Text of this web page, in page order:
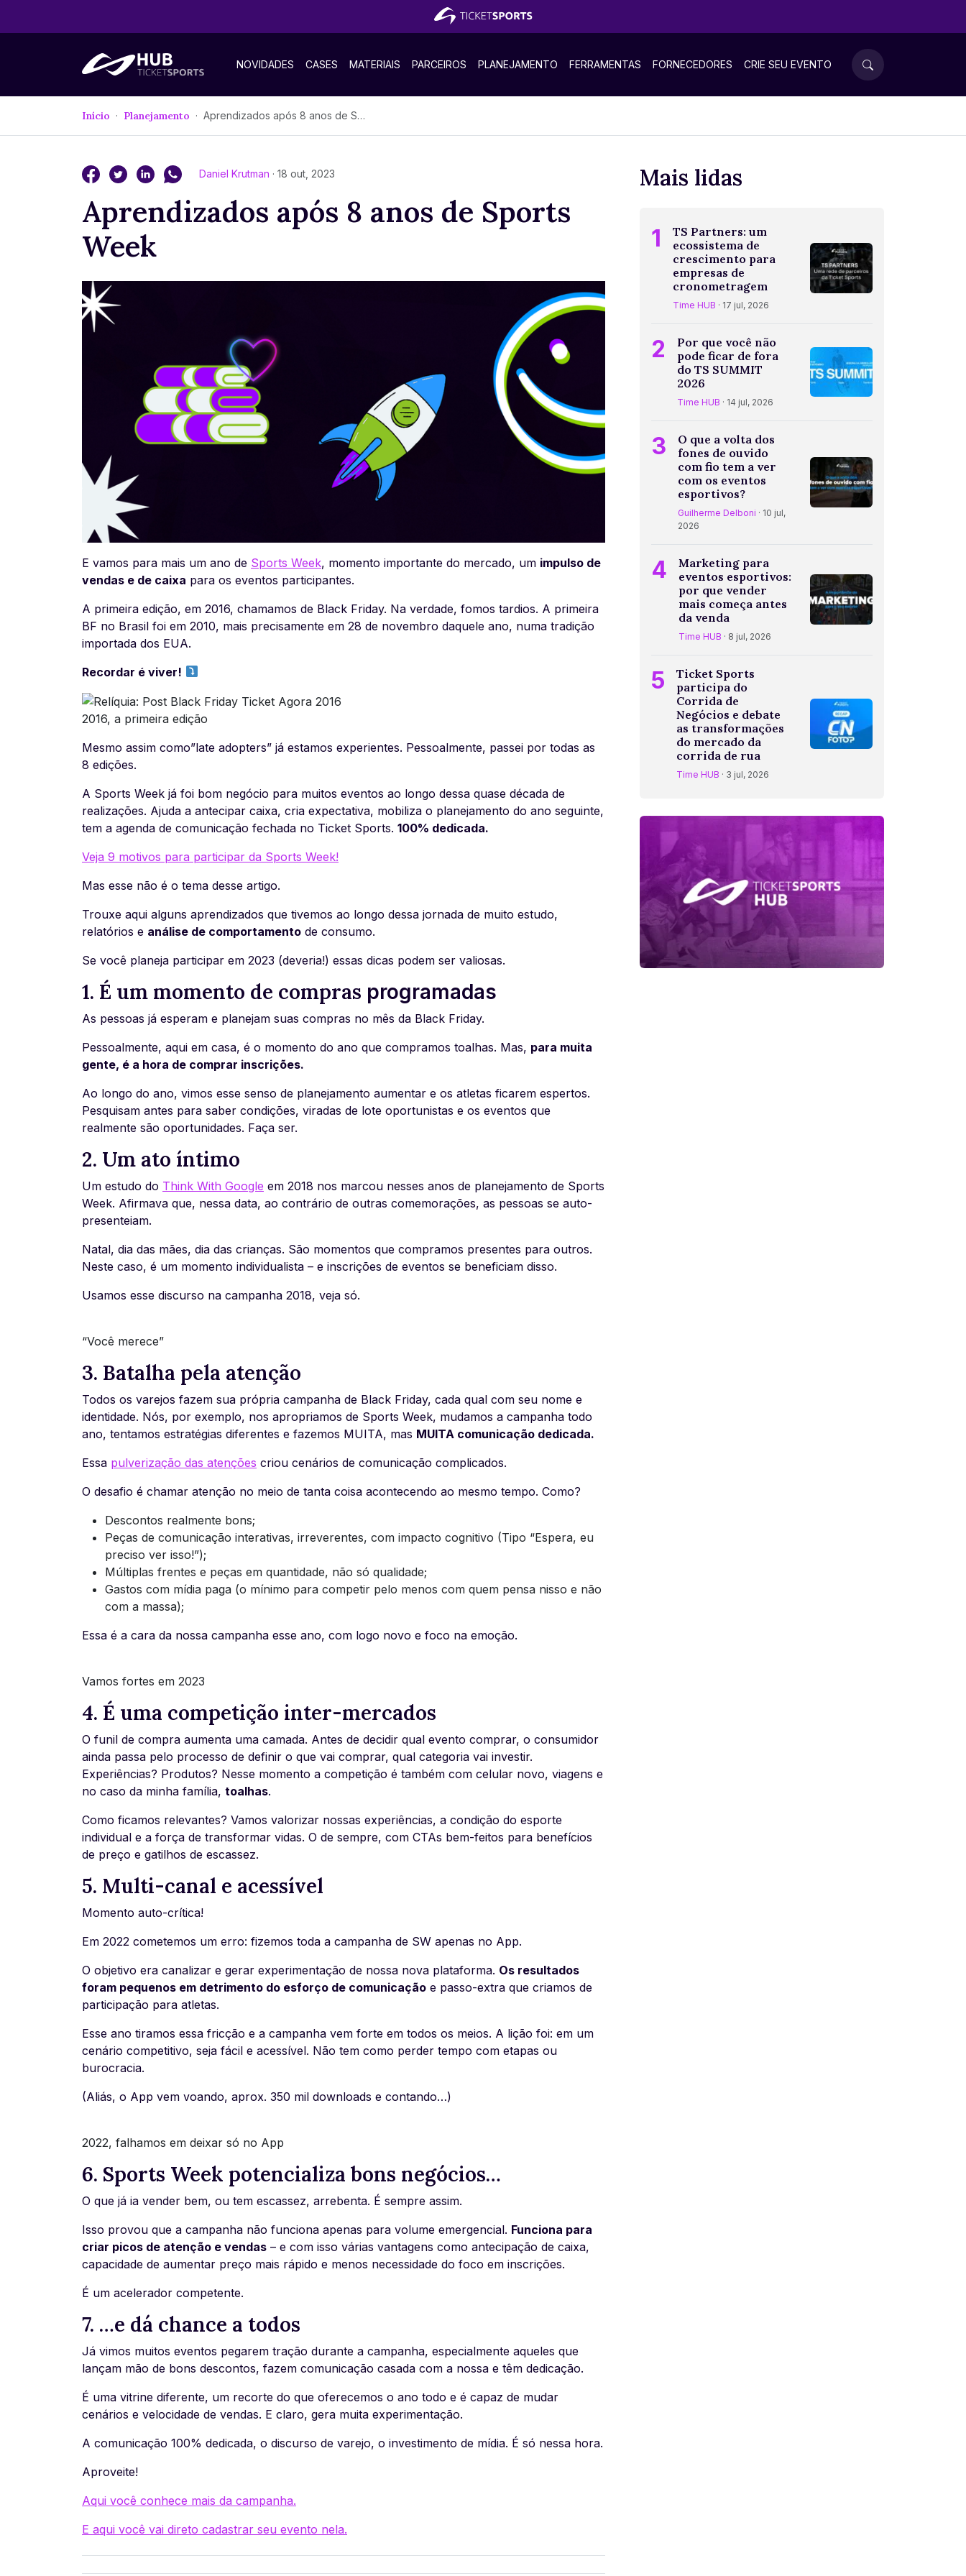
NOVIDADES CASES MATERIAIS PARCEIROS PLANEJAMENTO FERRAMENTAS FORNECEDORES CRIE SEU EVENTO
Início Planejamento Aprendizados após 8 anos de Sports Week
Daniel Krutman · 18 out, 2023
Aprendizados após 8 anos de Sports
Week
E vamos para mais um ano de Sports Week, momento importante do mercado, um impulso de
vendas e de caixa para os eventos participantes.
A primeira edição, em 2016, chamamos de Black Friday. Na verdade, fomos tardios. A primeira
BF no Brasil foi em 2010, mais precisamente em 28 de novembro daquele ano, numa tradição
importada dos EUA.
Recordar é viver!
2016, a primeira edição
Mesmo assim como”late adopters” já estamos experientes. Pessoalmente, passei por todas as
8 edições.
A Sports Week já foi bom negócio para muitos eventos ao longo dessa quase década de
realizações. Ajuda a antecipar caixa, cria expectativa, mobiliza o planejamento do ano seguinte,
tem a agenda de comunicação fechada no Ticket Sports. 100% dedicada.
Veja 9 motivos para participar da Sports Week!
Mas esse não é o tema desse artigo.
Trouxe aqui alguns aprendizados que tivemos ao longo dessa jornada de muito estudo,
relatórios e análise de comportamento de consumo.
Se você planeja participar em 2023 (deveria!) essas dicas podem ser valiosas.
1. É um momento de compras programadas
As pessoas já esperam e planejam suas compras no mês da Black Friday.
Pessoalmente, aqui em casa, é o momento do ano que compramos toalhas. Mas, para muita
gente, é a hora de comprar inscrições.
Ao longo do ano, vimos esse senso de planejamento aumentar e os atletas ficarem espertos.
Pesquisam antes para saber condições, viradas de lote oportunistas e os eventos que
realmente são oportunidades. Faça ser.
2. Um ato íntimo
Um estudo do Think With Google em 2018 nos marcou nesses anos de planejamento de Sports
Week. Afirmava que, nessa data, ao contrário de outras comemorações, as pessoas se auto-
presenteiam.
Natal, dia das mães, dia das crianças. São momentos que compramos presentes para outros.
Neste caso, é um momento individualista – e inscrições de eventos se beneficiam disso.
Usamos esse discurso na campanha 2018, veja só.
“Você merece”
3. Batalha pela atenção
Todos os varejos fazem sua própria campanha de Black Friday, cada qual com seu nome e
identidade. Nós, por exemplo, nos apropriamos de Sports Week, mudamos a campanha todo
ano, tentamos estratégias diferentes e fazemos MUITA, mas MUITA comunicação dedicada.
Essa pulverização das atenções criou cenários de comunicação complicados.
O desafio é chamar atenção no meio de tanta coisa acontecendo ao mesmo tempo. Como?
Descontos realmente bons;
Peças de comunicação interativas, irreverentes, com impacto cognitivo (Tipo “Espera, eu
preciso ver isso!”);
Múltiplas frentes e peças em quantidade, não só qualidade;
Gastos com mídia paga (o mínimo para competir pelo menos com quem pensa nisso e não
com a massa);
Essa é a cara da nossa campanha esse ano, com logo novo e foco na emoção.
Vamos fortes em 2023
4. É uma competição inter-mercados
O funil de compra aumenta uma camada. Antes de decidir qual evento comprar, o consumidor
ainda passa pelo processo de definir o que vai comprar, qual categoria vai investir.
Experiências? Produtos? Nesse momento a competição é também com celular novo, viagens e
no caso da minha família, toalhas.
Como ficamos relevantes? Vamos valorizar nossas experiências, a condição do esporte
individual e a força de transformar vidas. O de sempre, com CTAs bem-feitos para benefícios
de preço e gatilhos de escassez.
5. Multi-canal e acessível
Momento auto-crítica!
Em 2022 cometemos um erro: fizemos toda a campanha de SW apenas no App.
O objetivo era canalizar e gerar experimentação de nossa nova plataforma. Os resultados
foram pequenos em detrimento do esforço de comunicação e passo-extra que criamos de
participação para atletas.
Esse ano tiramos essa fricção e a campanha vem forte em todos os meios. A lição foi: em um
cenário competitivo, seja fácil e acessível. Não tem como perder tempo com etapas ou
burocracia.
(Aliás, o App vem voando, aprox. 350 mil downloads e contando…)
2022, falhamos em deixar só no App
6. Sports Week potencializa bons negócios…
O que já ia vender bem, ou tem escassez, arrebenta. É sempre assim.
Isso provou que a campanha não funciona apenas para volume emergencial. Funciona para
criar picos de atenção e vendas – e com isso várias vantagens como antecipação de caixa,
capacidade de aumentar preço mais rápido e menos necessidade do foco em inscrições.
É um acelerador competente.
7. …e dá chance a todos
Já vimos muitos eventos pegarem tração durante a campanha, especialmente aqueles que
lançam mão de bons descontos, fazem comunicação casada com a nossa e têm dedicação.
É uma vitrine diferente, um recorte do que oferecemos o ano todo e é capaz de mudar
cenários e velocidade de vendas. E claro, gera muita experimentação.
A comunicação 100% dedicada, o discurso de varejo, o investimento de mídia. É só nessa hora.
Aproveite!
Aqui você conhece mais da campanha.
E aqui você vai direto cadastrar seu evento nela.
Mais lidas
1
TS Partners: um
ecossistema de
crescimento para
empresas de
cronometragem
Time HUB · 17 jul, 2026
2
Por que você não
pode ficar de fora
do TS SUMMIT
2026
Time HUB · 14 jul, 2026
3
O que a volta dos
fones de ouvido
com fio tem a ver
com os eventos
esportivos?
Guilherme Delboni · 10 jul,
2026
4
Marketing para
eventos esportivos:
por que vender
mais começa antes
da venda
Time HUB · 8 jul, 2026
5
Ticket Sports
participa do
Corrida de
Negócios e debate
as transformações
do mercado da
corrida de rua
Time HUB · 3 jul, 2026